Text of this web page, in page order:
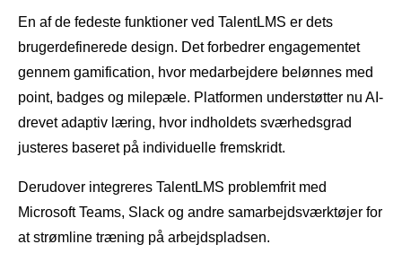
En af de fedeste funktioner ved TalentLMS er dets
brugerdefinerede design. Det forbedrer engagementet
gennem gamification, hvor medarbejdere belønnes med
point, badges og milepæle. Platformen understøtter nu AI-
drevet adaptiv læring, hvor indholdets sværhedsgrad
justeres baseret på individuelle fremskridt.
Derudover integreres TalentLMS problemfrit med
Microsoft Teams, Slack og andre samarbejdsværktøjer for
at strømline træning på arbejdspladsen.